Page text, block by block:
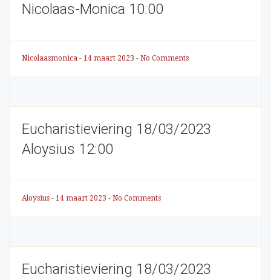
Nicolaas-Monica 10:00
Nicolaasmonica - 14 maart 2023 - No Comments
Eucharistieviering 18/03/2023
Aloysius 12:00
Aloysius - 14 maart 2023 - No Comments
Eucharistieviering 18/03/2023